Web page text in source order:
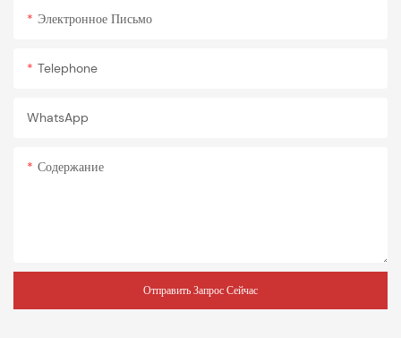
Электронное Письмо
Telephone
WhatsApp
Содержание
Отправить Запрос Сейчас